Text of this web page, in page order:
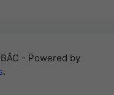
- Powered by
.